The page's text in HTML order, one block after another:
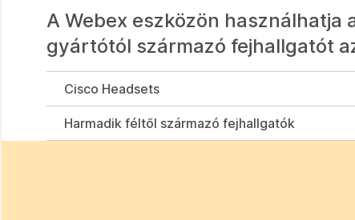
A Webex eszközön
gyártótól származó fejhallgatót
Cisco Headsets
Harmadik féltől származó fejhallgatók